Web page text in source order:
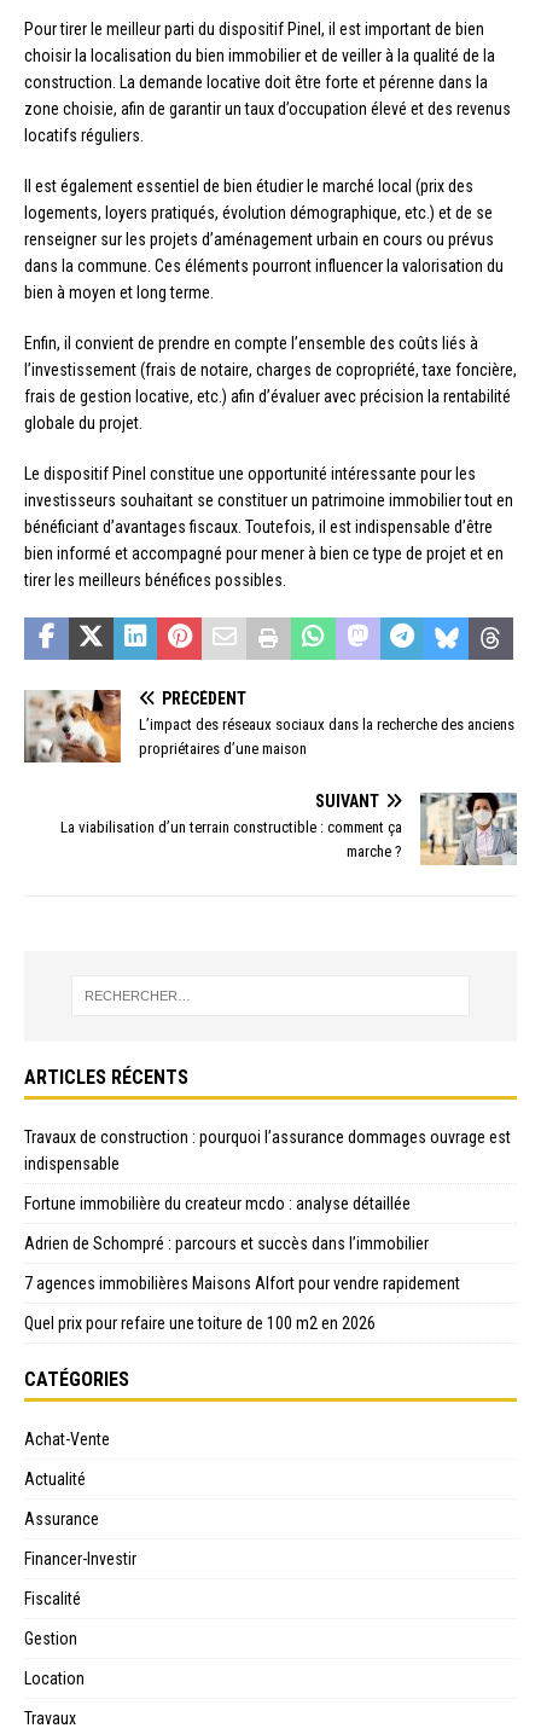
Pour tirer le meilleur parti du dispositif Pinel, il est important de bien
choisir la localisation du bien immobilier et de veiller à la qualité de la
construction. La demande locative doit être forte et pérenne dans la
zone choisie, afin de garantir un taux d’occupation élevé et des revenus
locatifs réguliers.
Il est également essentiel de bien étudier le marché local (prix des
logements, loyers pratiqués, évolution démographique, etc.) et de se
renseigner sur les projets d’aménagement urbain en cours ou prévus
dans la commune. Ces éléments pourront influencer la valorisation du
bien à moyen et long terme.
Enfin, il convient de prendre en compte l’ensemble des coûts liés à
l’investissement (frais de notaire, charges de copropriété, taxe foncière,
frais de gestion locative, etc.) afin d’évaluer avec précision la rentabilité
globale du projet.
Le dispositif Pinel constitue une opportunité intéressante pour les
investisseurs souhaitant se constituer un patrimoine immobilier tout en
bénéficiant d’avantages fiscaux. Toutefois, il est indispensable d’être
bien informé et accompagné pour mener à bien ce type de projet et en
tirer les meilleurs bénéfices possibles.
PRÉCÉDENT
L’impact des réseaux sociaux dans la recherche des anciens
propriétaires d’une maison
SUIVANT
La viabilisation d’un terrain constructible : comment ça
marche ?
ARTICLES RÉCENTS
Travaux de construction : pourquoi l’assurance dommages ouvrage est
indispensable
Fortune immobilière du createur mcdo : analyse détaillée
Adrien de Schompré : parcours et succès dans l’immobilier
7 agences immobilières Maisons Alfort pour vendre rapidement
Quel prix pour refaire une toiture de 100 m2 en 2026
CATÉGORIES
Achat-Vente
Actualité
Assurance
Financer-Investir
Fiscalité
Gestion
Location
Travaux